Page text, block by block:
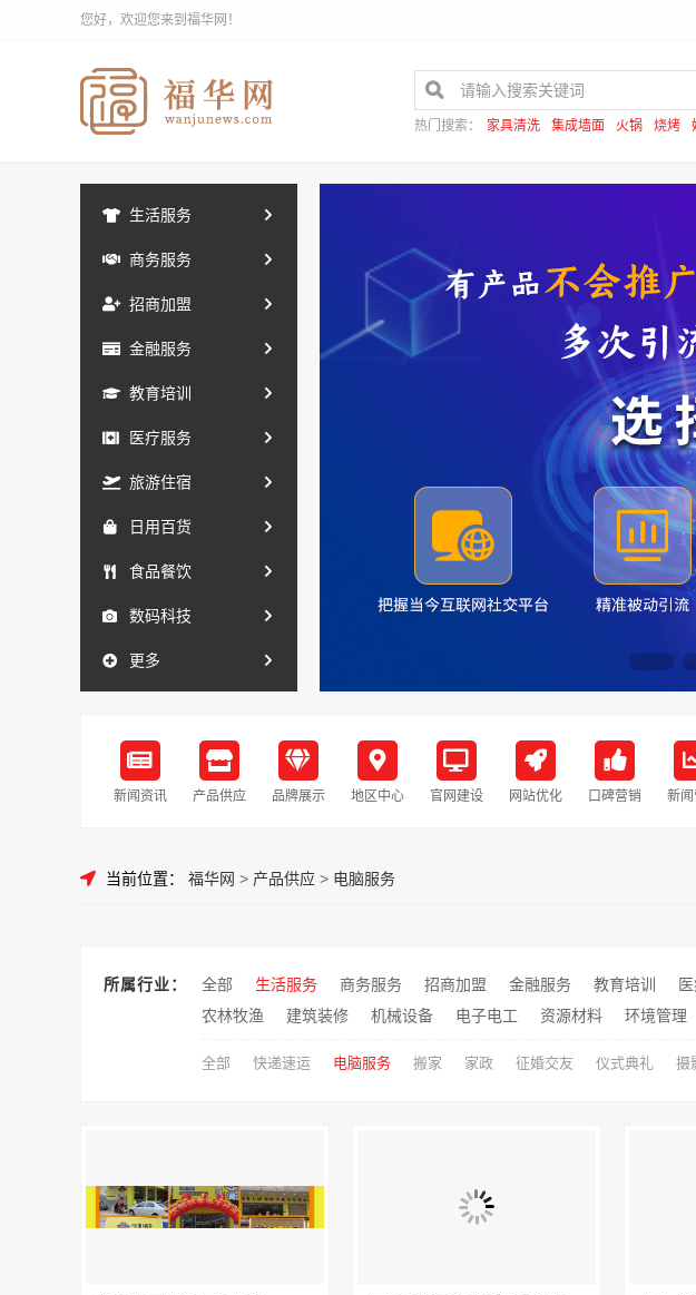
您好，欢迎您来到福华网！
热门搜索： 家具清洗 集成墙面 火锅 烧烤
生活服务
商务服务
招商加盟
金融服务
教育培训
医疗服务
旅游住宿
日用百货
食品餐饮
数码科技
更多
新闻资讯 产品供应 品牌展示 地区中心 官网建设 网站优化 口碑营销 新
当前位置： 福华网 > 产品供应 > 电脑服务
所属行业： 全部 生活服务 商务服务 招商加盟 金融服务 教育培训
农林牧渔
建筑装修 机械设备 电子电工 资源材料 环境管理
全部 快递速运 电脑服务 搬家 家政 征婚交友 仪式典礼 摄